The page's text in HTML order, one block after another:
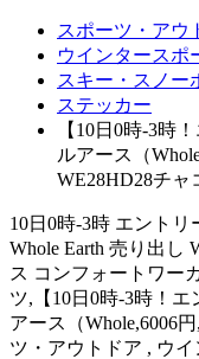
スポーツ・アウ
ウインタースポ
スキー・スノー
ステッカー
【10日0時-3時
ルアース（
WE28HD28チャ
10日0時-3時 エント
Whole Earth 売り出し
ス コンフォートワー
ツ,【10日0時-3時！
アース（Whole,6006
ツ・アウトドア , ウ